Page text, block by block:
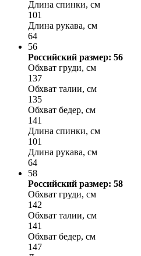
Длина спинки, см
101
Длина рукава, см
64
56
Российский размер: 56
Обхват груди, см
137
Обхват талии, см
135
Обхват бедер, см
141
Длина спинки, см
101
Длина рукава, см
64
58
Российский размер: 58
Обхват груди, см
142
Обхват талии, см
141
Обхват бедер, см
147